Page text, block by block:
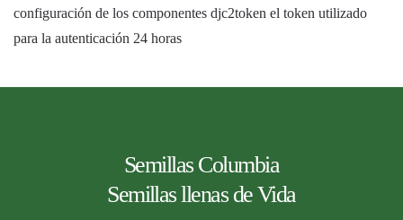
configuración de los componentes djc2token el token utilizado
para la autenticación 24 horas
Semillas Columbia
Semillas llenas de Vida